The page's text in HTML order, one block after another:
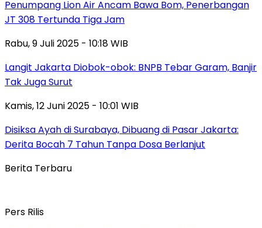
Penumpang Lion Air Ancam Bawa Bom, Penerbangan
JT 308 Tertunda Tiga Jam
Rabu, 9 Juli 2025 - 10:18 WIB
Langit Jakarta Diobok-obok: BNPB Tebar Garam, Banjir
Tak Juga Surut
Kamis, 12 Juni 2025 - 10:01 WIB
Disiksa Ayah di Surabaya, Dibuang di Pasar Jakarta:
Derita Bocah 7 Tahun Tanpa Dosa Berlanjut
Berita Terbaru
Pers Rilis